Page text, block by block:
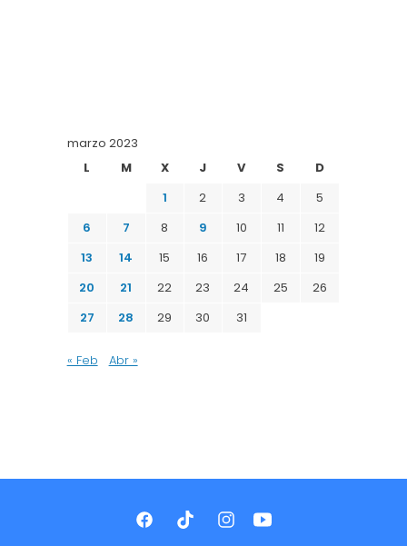
marzo 2023
L
M X J V S
D
1
2 3 4
5
6
7 8 9 10 11
12
13
14 15 16 17 18
19
20
21 22 23 24 25
26
27
28 29 30 31
« Feb Abr »